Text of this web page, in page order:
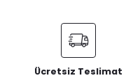
Ücretsiz Teslimat